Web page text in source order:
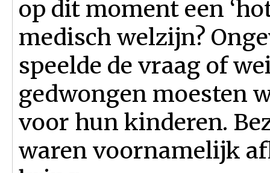
op dit moment een
medisch welzijn?
speelde de vraag of
gedwongen moesten
voor hun kinderen.
waren voornamelijk